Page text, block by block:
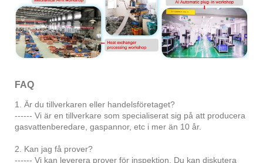
FAQ
1. Är du tillverkaren eller handelsföretaget?
------ Vi är en tillverkare som specialiserat sig på att producera
gasvattenberedare, gaspannor, etc i mer än 10 år.
2. Kan jag få prover?
------ Vi kan leverera prover för inspektion. Du kan diskutera